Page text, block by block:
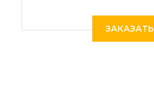
ЗАКАЗАТЬ